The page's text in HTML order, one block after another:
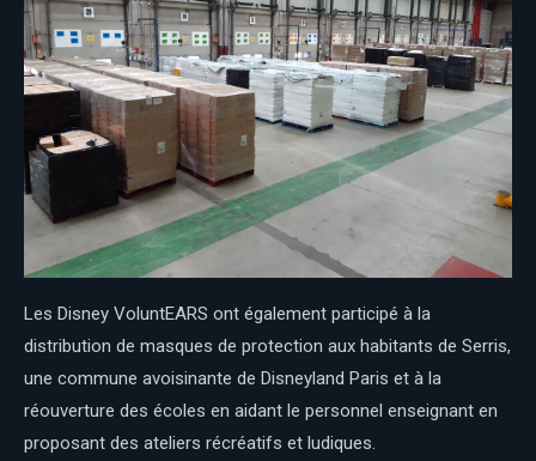
Les Disney VoluntEARS ont également participé à la
distribution de masques de protection aux habitants de Serris,
une commune avoisinante de Disneyland Paris et à la
réouverture des écoles en aidant le personnel enseignant en
proposant des ateliers récréatifs et ludiques.